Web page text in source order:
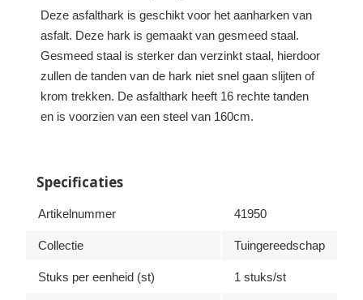
Deze asfalthark is geschikt voor het aanharken van
asfalt. Deze hark is gemaakt van gesmeed staal.
Gesmeed staal is sterker dan verzinkt staal, hierdoor
zullen de tanden van de hark niet snel gaan slijten of
krom trekken. De asfalthark heeft 16 rechte tanden
en is voorzien van een steel van 160cm.
Specificaties
Artikelnummer 41950
Collectie Tuingereedschap
Stuks per eenheid (st) 1 stuks/st